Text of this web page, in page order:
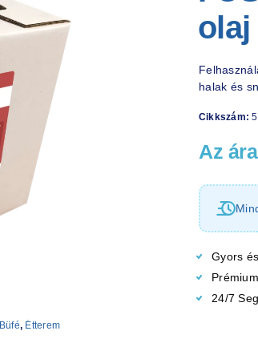
Büfé, Étterem
olaj
halak és
Cikkszám:
Az
Gyors
24/7